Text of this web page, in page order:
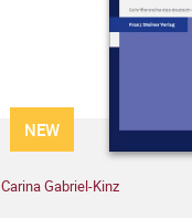
NEW
Carina Gabriel-Kinz